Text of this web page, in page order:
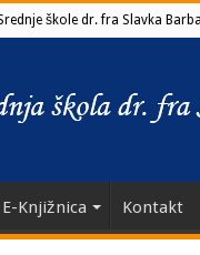
škole dr. fra Slavka
E-Knjižnica Kontakt